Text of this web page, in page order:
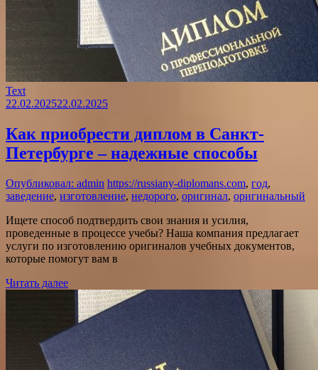
Text
22.02.202522.02.2025
Как приобрести диплом в Санкт-
Петербурге – надежные способы
Опубликовал: admin https://russiany-diplomans.com, год,
заведение, изготовление, недорого, оригинал, оригинальный
Ищете способ подтвердить свои знания и усилия,
проведенные в процессе учебы? Наша компания предлагает
услуги по изготовлению оригиналов учебных документов,
которые помогут вам в
Читать далее